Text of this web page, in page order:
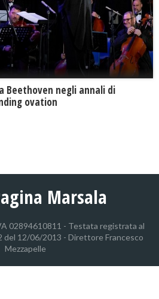
Beethoven negli annali di
ovation
Marsala
02894610811 - Testata registrata al
del 12/06/2013 - Direttore Francesco
Mezzapelle